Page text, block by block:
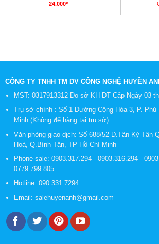
24.000₫
CÔNG TY TNHH TM DV CÔNG NGHỆ HUYỀN
MST: 0317913312 Do sở KH-ĐT Cấp Ngày 03
Trụ sở chính : Số 1 Đường Cộng Hòa 3, P. Phú
Minh (Không để hàng tại trụ sở)
Văn phòng giao dịch: Số 688/52 Đ.Tân Kỳ Tân
Hoà, Q.Bình Tân, TP Hồ Chí Minh
Phone sale: 0903.317.294 - 0903.316.294 -
0779.799.805
Hotline: 090.331.7294
Email: salehuyenanh@gmail.com